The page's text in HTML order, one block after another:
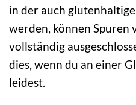
in der auch
werden, können Spuren
vollständig
dies, wenn du an einer
leidest.